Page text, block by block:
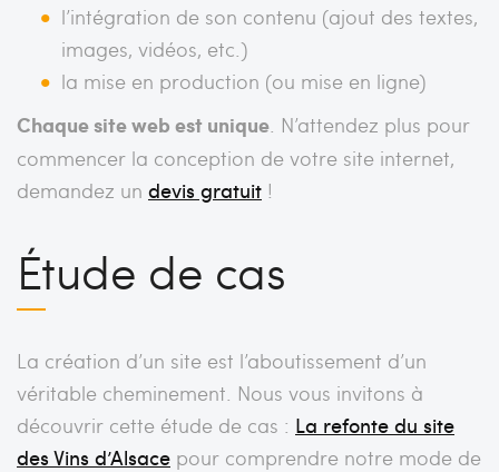
l’intégration de son contenu (ajout des textes,
images, vidéos, etc.)
la mise en production (ou mise en ligne)
Chaque site web est unique . N’attendez plus pour
commencer la conception de votre site internet,
demandez un devis gratuit !
Étude de cas
La création d’un site est l’aboutissement d’un
véritable cheminement. Nous vous invitons à
découvrir cette étude de cas : La refonte du site
des Vins d’Alsace pour comprendre notre mode de